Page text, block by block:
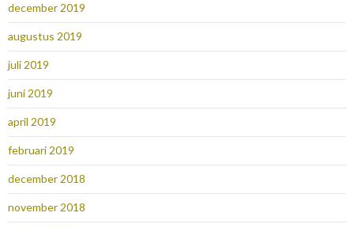
december 2019
augustus 2019
juli 2019
juni 2019
april 2019
februari 2019
december 2018
november 2018